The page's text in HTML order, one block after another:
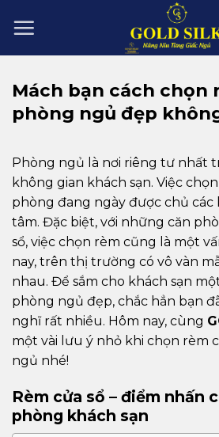
Mách bạn cách chọn
phòng ngủ đẹp
Phòng ngủ là nơi riêng tư nhất
không gian khách sạn. Việc
phòng đang ngày được chủ các
tâm. Đặc biệt, với những căn
sổ, việc chọn rèm cũng là một
nay, trên thị trường có vô vàn
nhau. Để sắm cho khách sạn
phòng ngủ đẹp, chắc hẳn bạn
nghĩ rất nhiều. Hôm nay, cùng
một vài lưu ý nhỏ khi chọn rèm
ngủ nhé!
Rèm cửa sổ – điểm nhấn
phòng khách sạn